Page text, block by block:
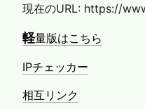
現在のURL: https://
軽量版はこちら
IPチェッカー
相互リンク